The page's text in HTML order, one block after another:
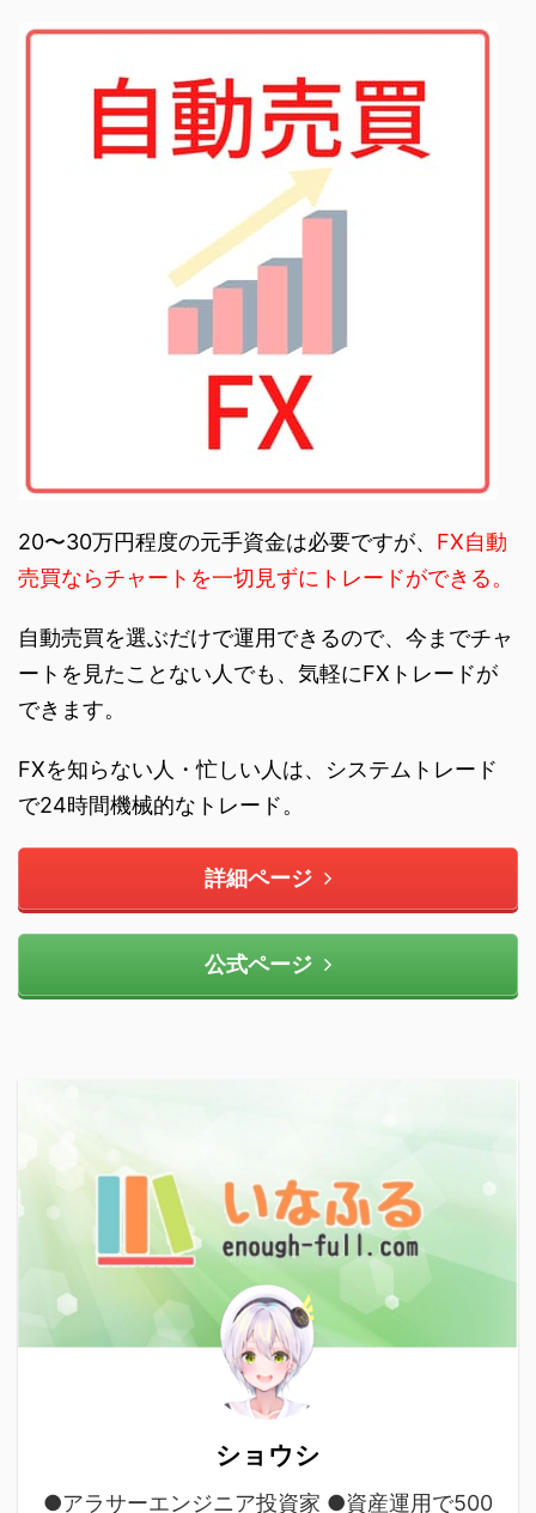
20〜30万円程度の元手資金は必要ですが、 FX自動
売買ならチャートを一切見ずにトレードができる。
自動売買を選ぶだけで運用できるので、今までチャ
ートを見たことない人でも、気軽にFXトレードが
できます。
FXを知らない人・忙しい人は、システムトレード
で24時間機械的なトレード。
詳細ページ
公式ページ
ショウシ
●アラサーエンジニア投資家 ●資産運用で500